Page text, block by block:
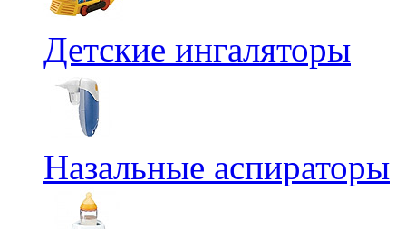
Детские ингаляторы
Назальные аспираторы